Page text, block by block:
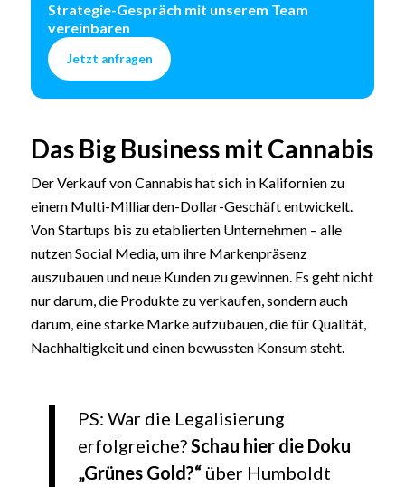
Strategie-Gespräch mit unserem Team
vereinbaren
Jetzt anfragen
Das Big Business mit Cannabis
Der Verkauf von Cannabis hat sich in Kalifornien zu
einem Multi-Milliarden-Dollar-Geschäft entwickelt.
Von Startups bis zu etablierten Unternehmen – alle
nutzen Social Media, um ihre Markenpräsenz
auszubauen und neue Kunden zu gewinnen. Es geht nicht
nur darum, die Produkte zu verkaufen, sondern auch
darum, eine starke Marke aufzubauen, die für Qualität,
Nachhaltigkeit und einen bewussten Konsum steht.
PS: War die Legalisierung
erfolgreiche?Schau hier die Doku
„Grünes Gold?“über Humboldt